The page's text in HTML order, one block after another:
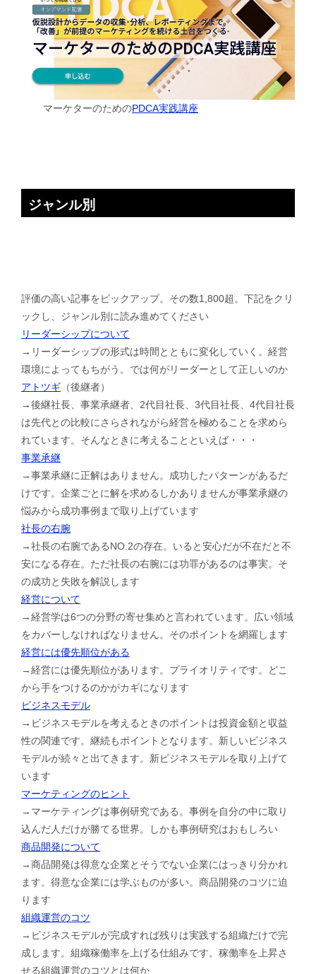
マーケターのためのPDCA実践講座
ジャンル別
評価の高い記事をピックアップ。その数1,800超。下記をクリ
ックし、ジャンル別に読み進めてください
リーダーシップについて
→リーダーシップの形式は時間とともに変化していく。経営
環境によってもちがう。では何がリーダーとして正しいのか
アトツギ （後継者）
→後継社長、事業承継者、2代目社長、3代目社長、4代目社長
は先代との比較にさらされながら経営を極めることを求めら
れています。そんなときに考えることといえば・・・
事業承継
→事業承継に正解はありません。成功したパターンがあるだ
けです。企業ごとに解を求めるしかありませんが事業承継の
悩みから成功事例まで取り上げています
社長の右腕
→社長の右腕であるNO.2の存在。いると安心だが不在だと不
安になる存在。ただ社長の右腕には功罪があるのは事実。そ
の成功と失敗を解説します
経営について
→経営学は6つの分野の寄せ集めと言われています。広い領域
をカバーしなければなりません。そのポイントを網羅します
経営には優先順位がある
→経営には優先順位があります。プライオリティです。どこ
から手をつけるのかがカギになります
ビジネスモデル
→ビジネスモデルを考えるときのポイントは投資金額と収益
性の関連です。継続もポイントとなります。新しいビジネス
モデルが続々と出てきます。新ビジネスモデルを取り上げて
います
マーケティングのヒント
→マーケティングは事例研究である。事例を自分の中に取り
込んだ人だけが勝てる世界。しかも事例研究はおもしろい
商品開発について
→商品開発は得意な企業とそうでない企業にはっきり分かれ
ます。得意な企業には学ぶものが多い。商品開発のコツに迫
ります
組織運営のコツ
→ビジネスモデルが完成すれば残りは実践する組織だけで完
成します。組織稼働率を上げる仕組みです。稼働率を上昇さ
せる組織運営のコツとは何か